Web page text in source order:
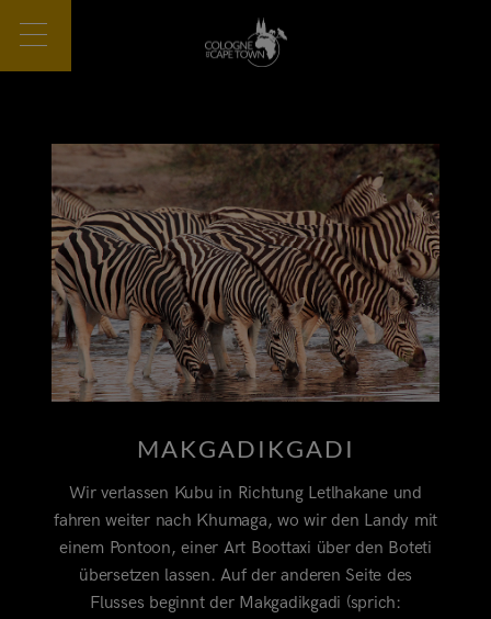
MAKGADIKGADI
Wir verlassen Kubu in Richtung Letlhakane und
fahren weiter nach Khumaga, wo wir den Landy mit
einem Pontoon, einer Art Boottaxi über den Boteti
übersetzen lassen. Auf der anderen Seite des
Flusses beginnt der Makgadikgadi (sprich: